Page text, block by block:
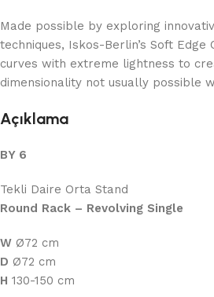
Made possible by exploring
techniques, Iskos-Berlin’s Soft
curves with extreme lightness to
dimensionality not usually possible
Açıklama
BY 6
Tekli Daire Orta Stand
Round Rack – Revolving Single
W Ø72 cm
D Ø72 cm
H 130-150 cm